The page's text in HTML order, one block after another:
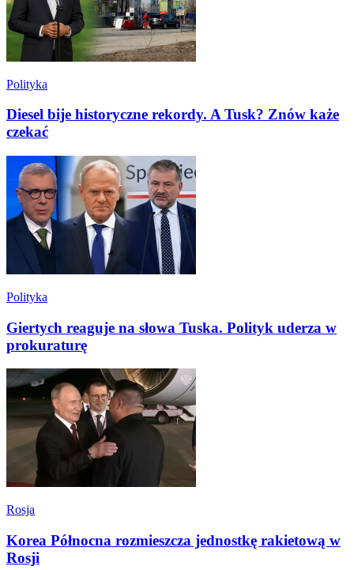
Polityka
Diesel bije historyczne rekordy. A Tusk? Znów każe
czekać
Polityka
Giertych reaguje na słowa Tuska. Polityk uderza w
prokuraturę
Rosja
Korea Północna rozmieszcza jednostkę rakietową w
Rosji